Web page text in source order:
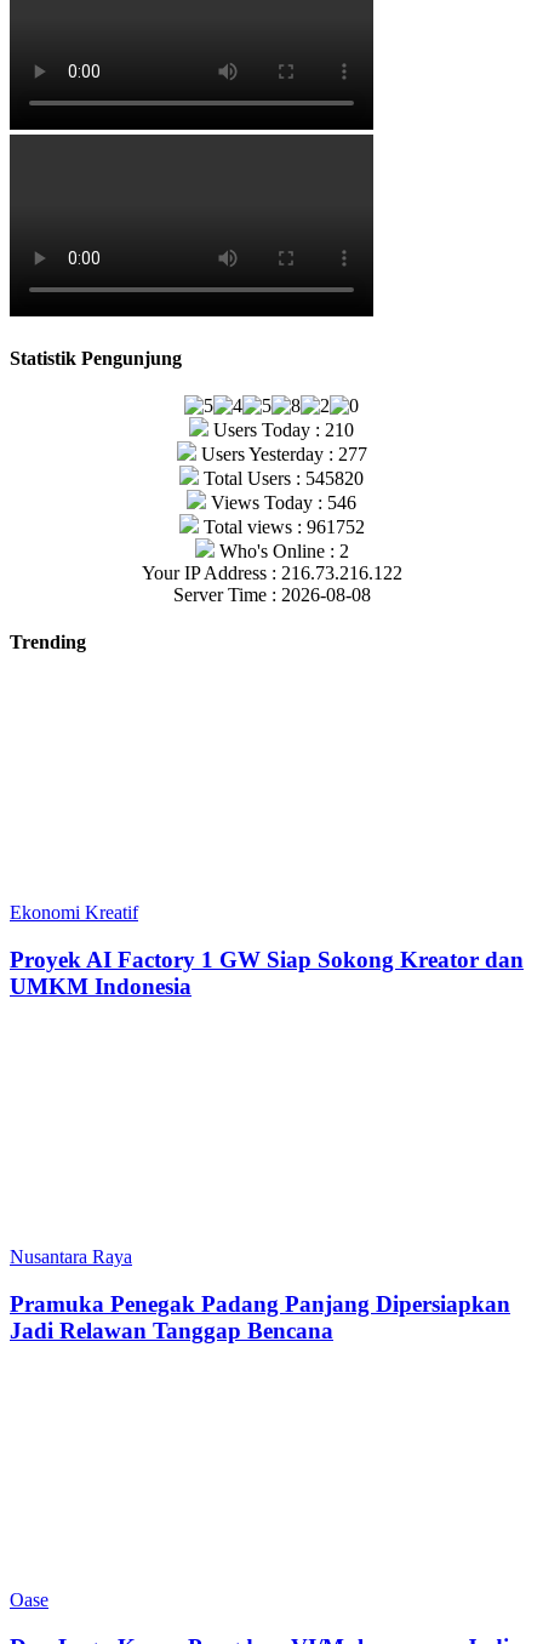
Statistik Pengunjung
Users Today : 210
Users Yesterday : 277
Total Users : 545820
Views Today : 546
Total views : 961752
Who's Online : 2
Your IP Address : 216.73.216.122
Server Time : 2026-08-08
Trending
Ekonomi Kreatif
Proyek AI Factory 1 GW Siap Sokong Kreator dan
UMKM Indonesia
Nusantara Raya
Pramuka Penegak Padang Panjang Dipersiapkan
Jadi Relawan Tanggap Bencana
Oase